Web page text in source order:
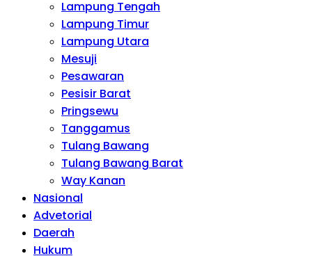
Lampung Tengah
Lampung Timur
Lampung Utara
Mesuji
Pesawaran
Pesisir Barat
Pringsewu
Tanggamus
Tulang Bawang
Tulang Bawang Barat
Way Kanan
Nasional
Advetorial
Daerah
Hukum